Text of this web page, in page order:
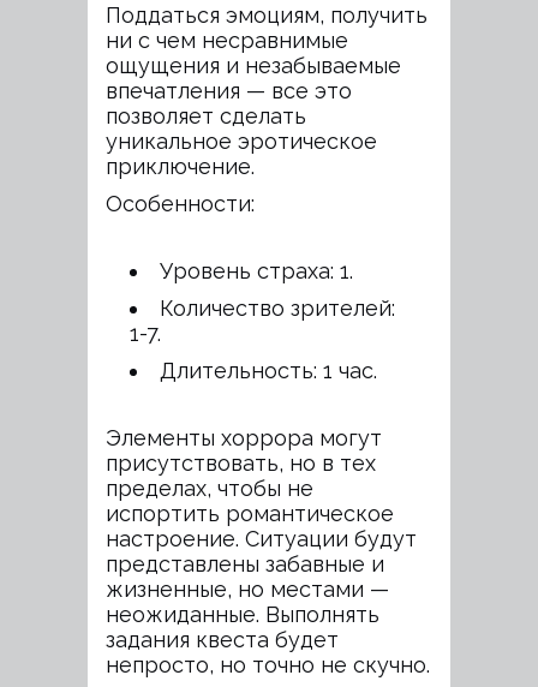
Поддаться эмоциям, получить
ни с чем несравнимые
ощущения и незабываемые
впечатления — все это
позволяет сделать
уникальное эротическое
приключение.
Особенности:
Уровень страха: 1.
Количество зрителей:
1-7.
Длительность: 1 час.
Элементы хоррора могут
присутствовать, но в тех
пределах, чтобы не
испортить романтическое
настроение. Ситуации будут
представлены забавные и
жизненные, но местами —
неожиданные. Выполнять
задания квеста будет
непросто, но точно не скучно.